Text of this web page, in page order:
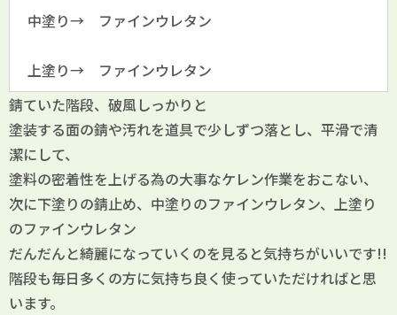
中塗り→ ファインウレタン
上塗り→ ファインウレタン
錆ていた階段、破風しっかりと
塗装する面の錆や汚れを道具で少しずつ落とし、平滑で清
潔にして、
塗料の密着性を上げる為の大事なケレン作業をおこない、
次に下塗りの錆止め、中塗りのファインウレタン、上塗り
のファインウレタン
だんだんと綺麗になっていくのを見ると気持ちがいいです!!
階段も毎日多くの方に気持ち良く使っていただければと思
います。